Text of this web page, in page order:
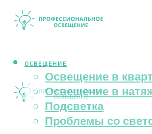
ОСВЕЩЕНИЕ
Освещение в
Освещение в
Подсветка
Проблемы со